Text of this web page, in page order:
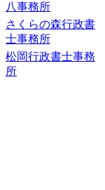
八事務所
さくらの森行政書
士事務所
松岡行政書士事務
所